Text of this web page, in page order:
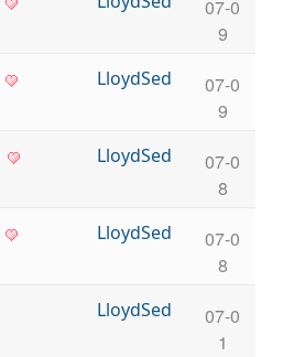
07-0
9
LloydSed
07-0
9
LloydSed
07-0
8
LloydSed
07-0
8
LloydSed
07-0
1